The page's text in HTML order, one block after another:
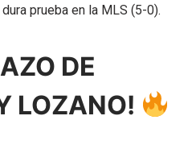
prueba en la MLS (5-0).
DE
LOZANO!